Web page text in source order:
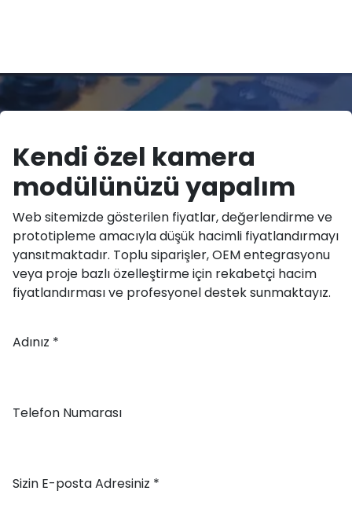
Kendi özel kamera
modülünüzü yapalım
Web sitemizde gösterilen fiyatlar, değerlendirme ve
prototipleme amacıyla düşük hacimli fiyatlandırmayı
yansıtmaktadır. Toplu siparişler, OEM entegrasyonu
veya proje bazlı özelleştirme için rekabetçi hacim
fiyatlandırması ve profesyonel destek sunmaktayız.
Adınız *
Telefon Numarası
Sizin E-posta Adresiniz *